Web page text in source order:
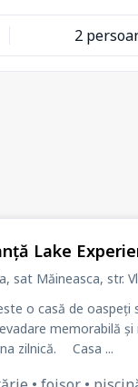
2
Lake
sat Măineasca, str.
o casă de
memorabilă
zilnică. Casa ...